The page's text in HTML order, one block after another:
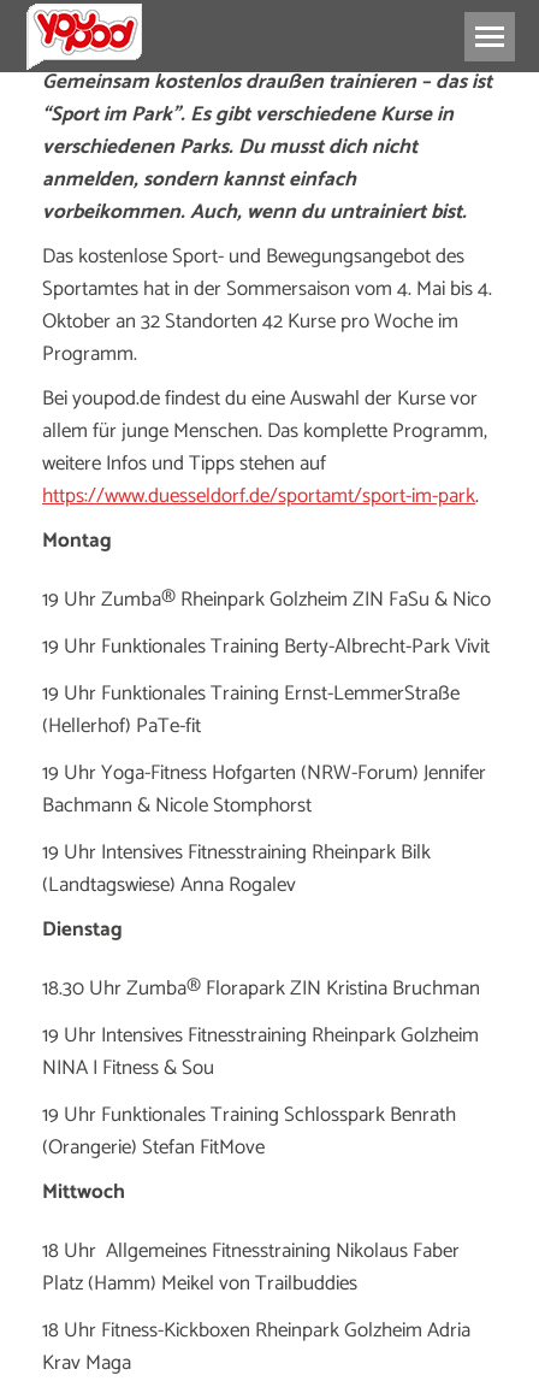
Gemeinsam kostenlos draußen trainieren – das ist
“Sport im Park”. Es gibt verschiedene Kurse in
verschiedenen Parks. Du musst dich nicht
anmelden, sondern kannst einfach
vorbeikommen. Auch, wenn du untrainiert bist.
Das kostenlose Sport- und Bewegungsangebot des
Sportamtes hat in der Sommersaison vom 4. Mai bis 4.
Oktober an 32 Standorten 42 Kurse pro Woche im
Programm.
Bei youpod.de findest du eine Auswahl der Kurse vor
allem für junge Menschen. Das komplette Programm,
weitere Infos und Tipps stehen auf
https://www.duesseldorf.de/sportamt/sport-im-park.
Montag
19 Uhr Zumba® Rheinpark Golzheim ZIN FaSu & Nico
19 Uhr Funktionales Training Berty-Albrecht-Park Vivit
19 Uhr Funktionales Training Ernst-LemmerStraße
(Hellerhof) PaTe-fit
19 Uhr Yoga-Fitness Hofgarten (NRW-Forum) Jennifer
Bachmann & Nicole Stomphorst
19 Uhr Intensives Fitnesstraining Rheinpark Bilk
(Landtagswiese) Anna Rogalev
Dienstag
18.30 Uhr Zumba® Florapark ZIN Kristina Bruchman
19 Uhr Intensives Fitnesstraining Rheinpark Golzheim
NINA I Fitness & Sou
19 Uhr Funktionales Training Schlosspark Benrath
(Orangerie) Stefan FitMove
Mittwoch
18 Uhr Allgemeines Fitnesstraining Nikolaus Faber
Platz (Hamm) Meikel von Trailbuddies
18 Uhr Fitness-Kickboxen Rheinpark Golzheim Adria
Krav Maga